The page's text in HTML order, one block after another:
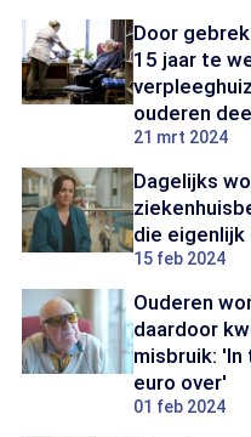
Door
15 jaar te
ouderen
21 mrt 2024
Dagelijks
die
15 feb 2024
Ouderen
daardoor
misbruik:
euro over'
01 feb 2024